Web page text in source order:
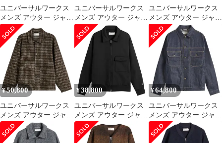
ユニバーサルワークス
メンズ アウター ジャケ
ット・ブルゾン パーカ
ー コットン Universal
Works British Waxed
Cotton Boston Parka
Brown ブラウ
ユニバーサルワークス
メンズ アウター ジャケ
ット・ブルゾン
Universal Works
Presented by END Rose
Bowl Jacket Khaki カー
ユニバーサルワークス
メンズ アウター ジャケ
ット・ブルゾン ウール
フリース Universal
Works Wool Fleece Zip
Bomber Presented by
END Grey
¥50,800
ユニバーサルワークス
メンズ アウター ジャケ
ット・ブルゾン ニット
Universal Works Jacquard
¥38,800
ユニバーサルワークス
メンズ アウター ジャケ
ット・ブルゾン
Universal Works TylerZip
¥64,800
ユニバーサルワークス
メンズ アウター ジャケ
ット・ブルゾン デニム
Universal Works Denim